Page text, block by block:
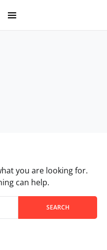
available use up and
you are looking for.
can help.
are available use up and
SEARCH